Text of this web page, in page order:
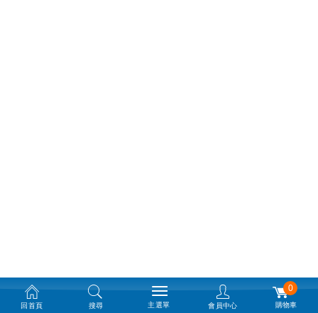
回首頁 搜尋 主選單 會員中心
0
購物車